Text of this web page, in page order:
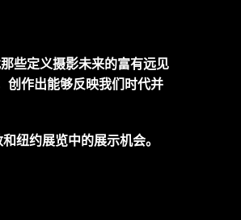
些定义摄影未来的富有远见
创作出能够反映我们时代并
纽约展览中的展示机会。